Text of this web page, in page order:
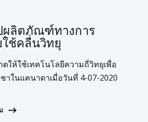
ผลิตภัณฑ์ทางการ
ใช้คลื่นวิทยุ
ให้ใช้เทคโนโลยีความถี่วิทยุเพื่อ
ในแคนาดาเมื่อวันที่ 4-07-2020